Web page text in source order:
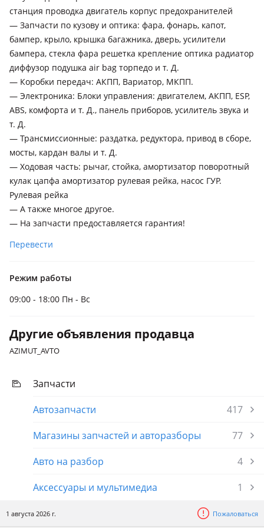
станция проводка двигатель корпус предохранителей
— Запчасти по кузову и оптика: фара, фонарь, капот,
бампер, крыло, крышка багажника, дверь, усилители
бампера, стекла фара решетка крепление оптика радиатор
диффузор подушка air bag торпедо и т. Д.
— Коробки передач: АКПП, Вариатор, МКПП.
— Электроника: Блоки управления: двигателем, АКПП, ESP,
ABS, комфорта и т. Д., панель приборов, усилитель звука и
т. Д.
— Трансмиссионные: раздатка, редуктора, привод в сборе,
мосты, кардан валы и т. Д.
— Ходовая часть: рычаг, стойка, амортизатор поворотный
кулак цапфа амортизатор рулевая рейка, насос ГУР.
Рулевая рейка
— А также многое другое.
— На запчасти предоставляется гарантия!
Перевести
Режим работы
09:00 - 18:00 Пн - Вс
Другие объявления продавца
AZIMUT_AVTO
Запчасти
Автозапчасти
417
Магазины запчастей и авторазборы
77
Авто на разбор
4
Аксессуары и мультимедиа
1
1 августа 2026 г. Пожаловаться